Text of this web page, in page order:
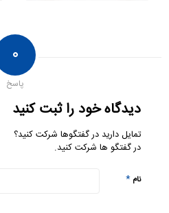
۰
پاسخ
دیدگاه خود را ثبت کنید
تمایل دارید در گفتگوها شرکت کنید؟
در گفتگو ها شرکت کنید.
نام*